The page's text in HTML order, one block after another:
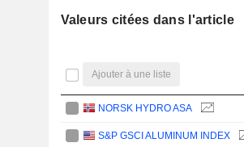
Valeurs citées dans l'article
Ajouter à une liste
NORSK HYDRO ASA
S&P GSCI ALUMINUM INDEX